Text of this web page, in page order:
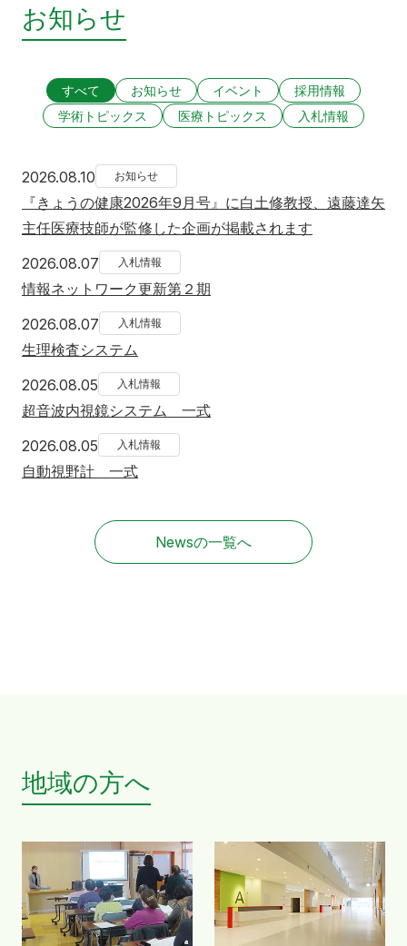
お知らせ
すべて お知らせ イベント
採用情報
学術トピックス
医療トピックス 入札情報
2026.08.10 2026年8月10日
お知らせ
『きょうの健康2026年9月号』に白土修教授、遠藤達矢
主任医療技師が監修した企画が掲載されます
2026.08.07 2026年8月7日
入札情報
情報ネットワーク更新第２期
2026.08.07 2026年8月7日
入札情報
生理検査システム
2026.08.05 2026年8月5日
入札情報
超音波内視鏡システム 一式
2026.08.05 2026年8月5日
入札情報
自動視野計 一式
Newsの一覧へ
地域の方へ